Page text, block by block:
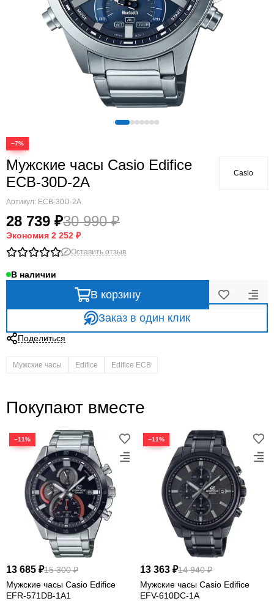
−7%
Мужские часы Casio Edifice
ECB-30D-2A
Артикул: ECB-30D-2A
28 739 ₽30 990 ₽
Экономия 2 252 ₽
Casio
Оставить отзыв
В наличии
В корзину
Заказ в один клик
Поделиться
Мужские часы Edifice Edifice ECB
Покупают вместе
−11%
13 685 ₽15 300 ₽
Мужские часы Casio Edifice
EFR-571DB-1A1
−11%
13 363 ₽14 940 ₽
Мужские часы Casio Edifice
EFV-610DC-1A